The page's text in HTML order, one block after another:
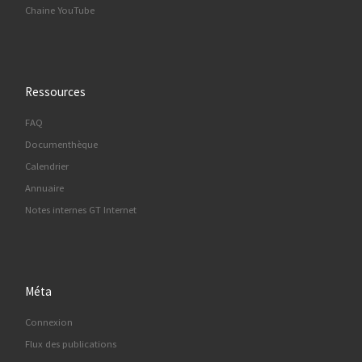
Chaine YouTube
Ressources
FAQ
Documenthèque
Calendrier
Annuaire
Notes internes GT Internet
Méta
Connexion
Flux des publications